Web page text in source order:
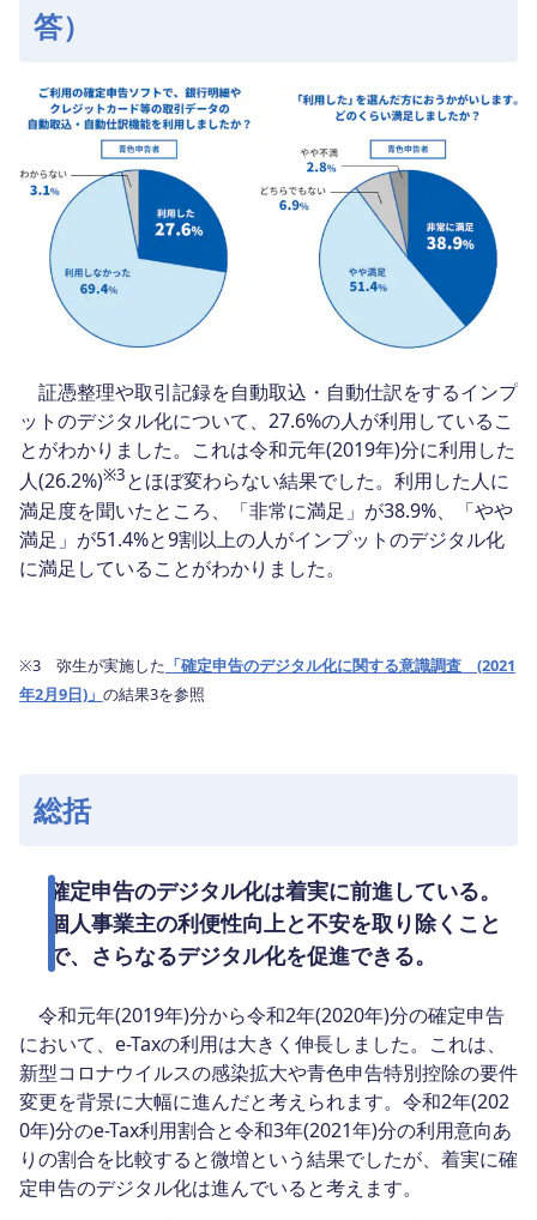
答）
証憑整理や取引記録を自動取込・自動仕訳をするインプ
ットのデジタル化について、27.6%の人が利用しているこ
とがわかりました。これは令和元年(2019年)分に利用した
人(26.2%)※3とほぼ変わらない結果でした。利用した人に
満足度を聞いたところ、「非常に満足」が38.9%、「やや
満足」が51.4%と9割以上の人がインプットのデジタル化
に満足していることがわかりました。
※3 弥生が実施した 「確定申告のデジタル化に関する意識調査 (2021
年2月9日)」 の結果3を参照
総括
確定申告のデジタル化は着実に前進している。
個人事業主の利便性向上と不安を取り除くこと
で、さらなるデジタル化を促進できる。
令和元年(2019年)分から令和2年(2020年)分の確定申告
において、e-Taxの利用は大きく伸長しました。これは、
新型コロナウイルスの感染拡大や青色申告特別控除の要件
変更を背景に大幅に進んだと考えられます。令和2年(202
0年)分のe-Tax利用割合と令和3年(2021年)分の利用意向あ
りの割合を比較すると微増という結果でしたが、着実に確
定申告のデジタル化は進んでいると考えます。